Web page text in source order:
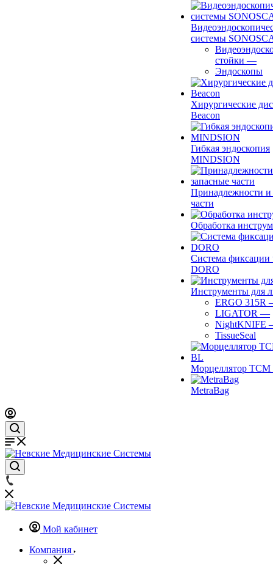
системы
стойки —
Эндоскопы
Хирургические
Beacon
Гибкая эндоскопия
MINDSION
Принадлежности и
части
Обработка
Система фиксации
DORO
Инструменты для
ERGO 315R
LIGATOR —
NightKNIFE
TissueSeal
Морцеллятор ТСМ
MetraBag
Мой кабинет
Компания